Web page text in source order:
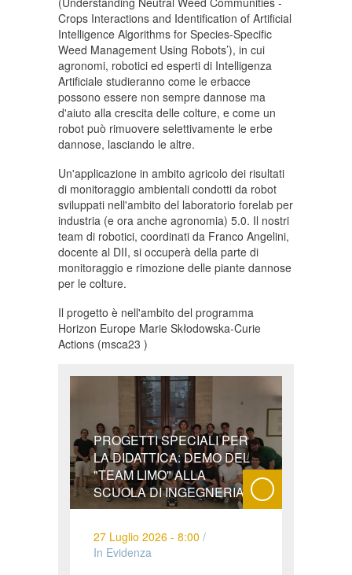
Crops Interactions and Identification of Artificial
Intelligence Algorithms for Species-Specific
Weed Management Using Robots’), in cui
agronomi, robotici ed esperti di Intelligenza
Artificiale studieranno come le erbacce
possono essere non sempre dannose ma
d'aiuto alla crescita delle colture, e come un
robot può rimuovere selettivamente le erbe
dannose, lasciando le altre.
Un'applicazione in ambito agricolo dei risultati
di monitoraggio ambientali condotti da robot
sviluppati nell'ambito del laboratorio forelab per
industria (e ora anche agronomia) 5.0. Il nostri
team di robotici, coordinati da Franco Angelini,
docente al DII, si occuperà della parte di
monitoraggio e rimozione delle piante dannose
per le colture.
Il progetto è nell'ambito del programma
Horizon Europe Marie Skłodowska-Curie
Actions (msca23 )
PROGETTI SPECIALI PER
LA DIDATTICA: DEMO DEL
"TEAM LIMO" ALLA
SCUOLA DI INGEGNERIA
27 Luglio 2026 - 8:00 /
In Evidenza